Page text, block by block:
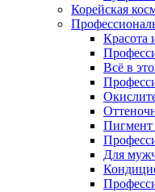
Корейская
Красота
Всё в
Пигмент
Для